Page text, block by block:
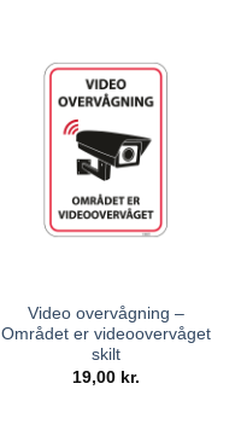
Video overvågning –
Området er videoovervåget
skilt
19,00 kr.